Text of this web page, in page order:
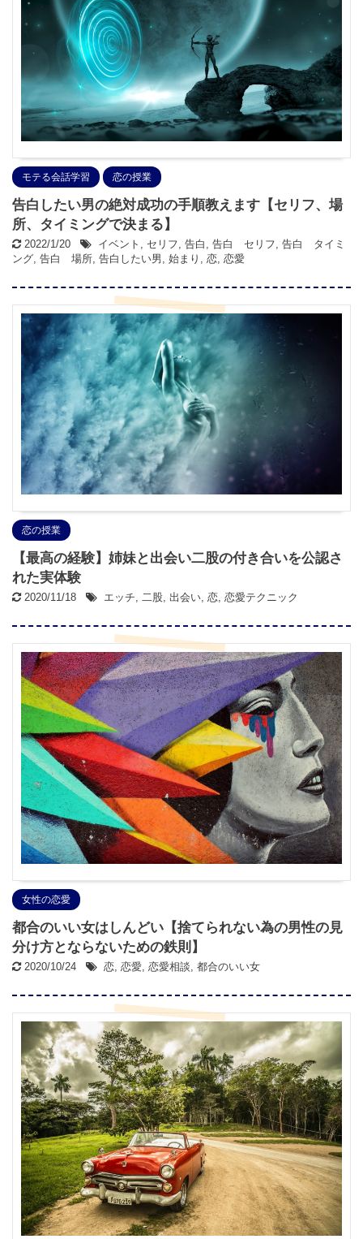
モテる会話学習 恋の授業
告白したい男の絶対成功の手順教えます【セリフ、場
所、タイミングで決まる】
2022/1/20 イベント セリフ 告白 告白 セリフ 告白 タイミ
ング 告白 場所 告白したい男 始まり 恋 恋愛
恋の授業
【最高の経験】姉妹と出会い二股の付き合いを公認さ
れた実体験
2020/11/18 エッチ 二股 出会い 恋 恋愛テクニック
女性の恋愛
都合のいい女はしんどい【捨てられない為の男性の見
分け方とならないための鉄則】
2020/10/24 恋, 恋愛, 恋愛相談, 都合のいい女